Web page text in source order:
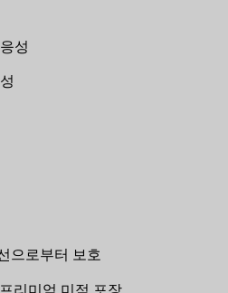
성
으로부터 보호